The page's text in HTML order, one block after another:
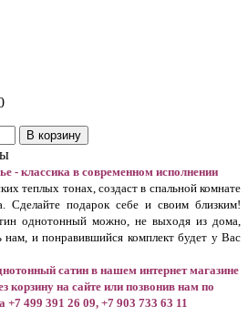
В корзину
- классика в современном исполнении
теплых тонах, создаст в спальной комнате
подарок себе и своим близким!
однотонный можно, не выходя из дома,
нам, и понравившийся комплект будет у Вас
сатин в нашем интернет магазине
корзину на сайте или позвонив нам по
499 391 26 09, +7 903 733 63 11